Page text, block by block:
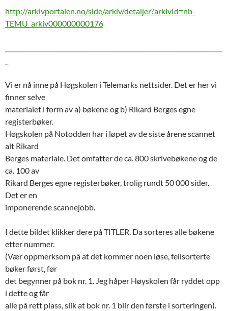
http://arkivportalen.no/side/arkiv/detaljer?arkivId=nb-
TEMU_arkiv000000000176
Vi er nå inne på Høgskolen i Telemarks nettsider. Det er her vi
finner selve
materialet i form av a) bøkene og b) Rikard Berges egne
registerbøker.
Høgskolen på Notodden har i løpet av de siste årene scannet
alt Rikard
Berges materiale. Det omfatter de ca. 800 skrivebøkene og de
ca. 100 av
Rikard Berges egne registerbøker, trolig rundt 50 000 sider.
Det er en
imponerende scannejobb.
I dette bildet klikker dere på TITLER. Da sorteres alle bøkene
etter nummer.
(Vær oppmerksom på at det kommer noen løse, feilsorterte
bøker først, før
det begynner på bok nr. 1. Jeg håper Høyskolen får ryddet opp
i dette og får
alle på rett plass, slik at bok nr. 1 blir den første i sorteringen).